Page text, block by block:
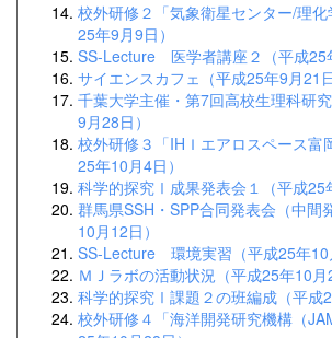
校外研修２「気象衛星センター/理
25年9月9日）
SS-Lecture 医学者講座２（平成25
サイエンスカフェ（平成25年9月21日
千葉大学主催・第7回高校生理科研
9月28日）
校外研修３「IHＩエアロスペース富
25年10月4日）
科学的探究Ⅰ成果発表会１（平成25
群馬県SSH・SPP合同発表会（中間
10月12日）
SS-Lecture 環境実習（平成25年10
ＭＪラボの活動状況（平成25年10月
科学的探究Ⅰ課題２の班編成（平成
校外研修４「海洋開発研究機構（